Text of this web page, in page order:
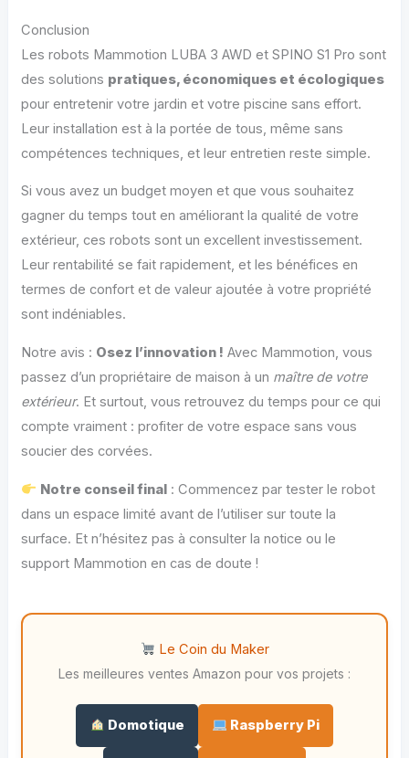
Conclusion
Les robots Mammotion LUBA 3 AWD et SPINO S1 Pro sont
des solutions pratiques, économiques et écologiques
pour entretenir votre jardin et votre piscine sans effort.
Leur installation est à la portée de tous, même sans
compétences techniques, et leur entretien reste simple.
Si vous avez un budget moyen et que vous souhaitez
gagner du temps tout en améliorant la qualité de votre
extérieur, ces robots sont un excellent investissement.
Leur rentabilité se fait rapidement, et les bénéfices en
termes de confort et de valeur ajoutée à votre propriété
sont indéniables.
Notre avis : Osez l’innovation ! Avec Mammotion, vous
passez d’un propriétaire de maison à un maître de votre
extérieur. Et surtout, vous retrouvez du temps pour ce qui
compte vraiment : profiter de votre espace sans vous
soucier des corvées.
Notre conseil final : Commencez par tester le robot
dans un espace limité avant de l’utiliser sur toute la
surface. Et n’hésitez pas à consulter la notice ou le
support Mammotion en cas de doute !
Le Coin du Maker
Les meilleures ventes Amazon pour vos projets :
Domotique Raspberry Pi